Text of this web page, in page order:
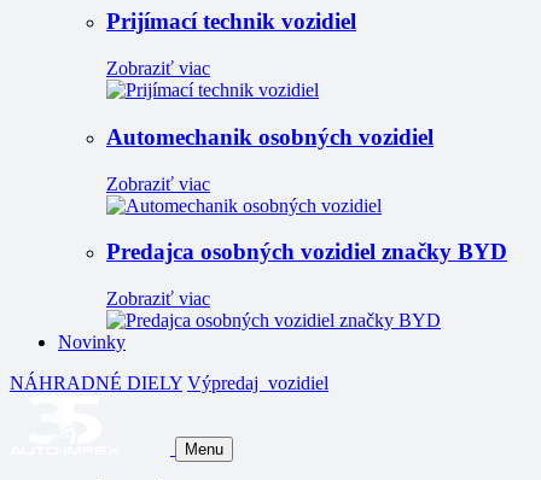
Prijímací technik vozidiel
Zobraziť viac
Automechanik osobných vozidiel
Zobraziť viac
Predajca osobných vozidiel značky BYD
Zobraziť viac
Novinky
NÁHRADNÉ DIELY Výpredaj vozidiel
Menu